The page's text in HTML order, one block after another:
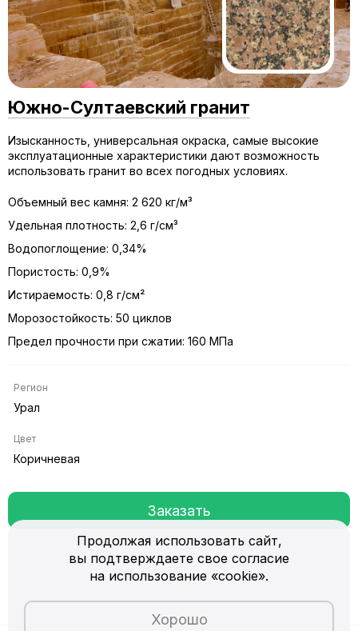
Южно-Султаевский гранит
Изысканность, универсальная окраска, самые высокие
эксплуатационные характеристики дают возможность
использовать гранит во всех погодных условиях.
Объемный вес камня: 2 620 кг/м³
Удельная плотность: 2,6 г/см³
Водопоглощение: 0,34%
Пористость: 0,9%
Истираемость: 0,8 г/см²
Морозостойкость: 50 циклов
Предел прочности при сжатии: 160 МПа
Регион
Урал
Цвет
Коричневая
Заказать
Продолжая использовать сайт,
вы подтверждаете свое согласие
на использование «cookie».
Хорошо